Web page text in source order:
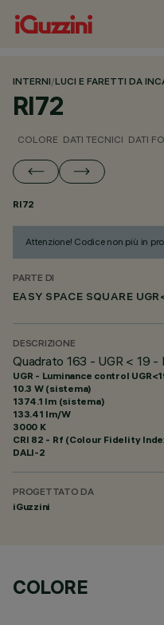
INTERNI/LUCI E FARETTI DA
RI72
COLORE DATI TECNICI DATI
RI72
Attenzione! Codice non più in
PARTE DI
EASY SPACE SQUARE
DESCRIZIONE
Quadrato 163 - UGR < 19
UGR - Luminance control
10.3 W (sistema)
1374.1 lm (sistema)
133.41 lm/W
3000 K
CRI 82 - Rf (Colour Fidelity
DALI-2
PROGETTATO DA
iGuzzini
COLORE